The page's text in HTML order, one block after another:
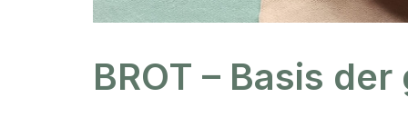
BROT – Basis